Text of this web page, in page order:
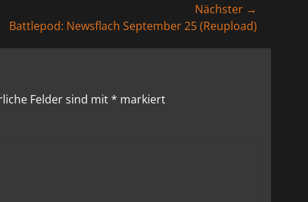
Nächster →
Battlepod: Newsflach September 25 (Reupload)
Felder sind mit* markiert